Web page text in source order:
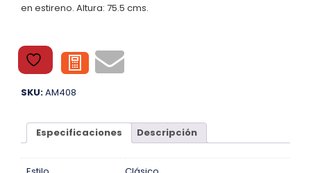
en estireno. Altura: 75.5 cms.
SKU:AM408
Especificaciones Descripción